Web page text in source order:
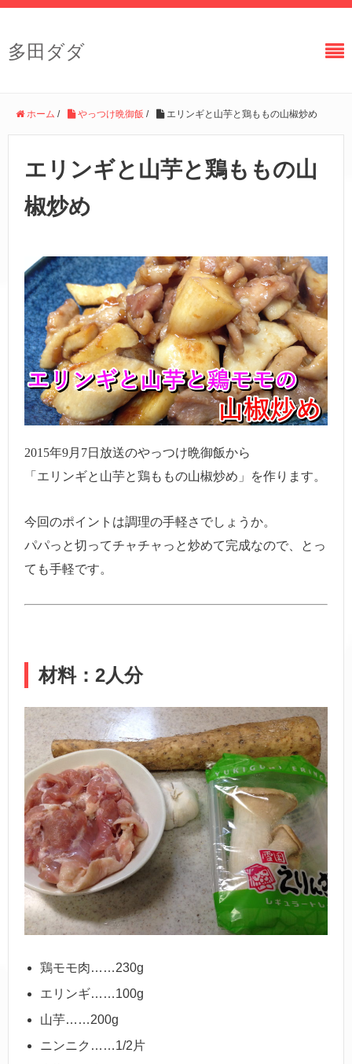
多田ダダ
ホーム / やっつけ晩御飯 / エリンギと山芋と鶏ももの山椒炒め
エリンギと山芋と鶏ももの山
椒炒め
2015年9月7日放送のやっつけ晩御飯から
「エリンギと山芋と鶏ももの山椒炒め」を作ります。
今回のポイントは調理の手軽さでしょうか。
パパっと切ってチャチャっと炒めて完成なので、とっ
ても手軽です。
材料：2人分
鶏モモ肉……230g
エリンギ……100g
山芋……200g
ニンニク……1/2片